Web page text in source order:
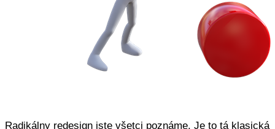
Radikálny redesign iste všetci poznáme. Je to tá klasická